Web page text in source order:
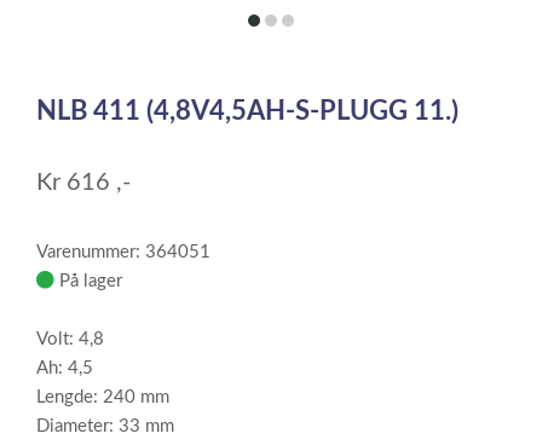
itemitemitem
of
NLB 411 (4,8V4,5AH-S-PLUGG 11.)
Kr 616 ,-
Varenummer: 364051
På lager
Volt: 4,8
Ah: 4,5
Lengde: 240 mm
Diameter: 33 mm